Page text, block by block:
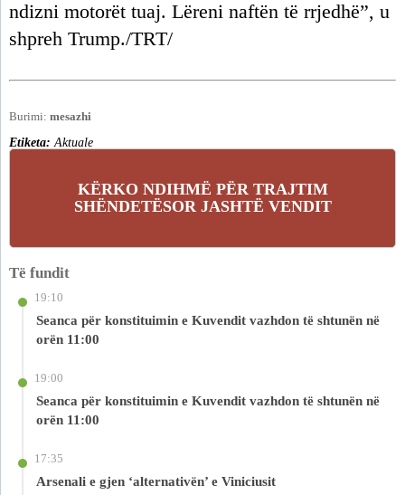
ndizni motorët tuaj. Lëreni naftën të rrjedhë”, u
shpreh Trump./TRT/
Burimi: mesazhi
Etiketa:Aktuale
KËRKO NDIHMË PËR TRAJTIM
SHËNDETËSOR JASHTË VENDIT
Të fundit
19:10
Seanca për konstituimin e Kuvendit vazhdon të shtunën në
orën 11:00
19:00
Seanca për konstituimin e Kuvendit vazhdon të shtunën në
orën 11:00
17:35
Arsenali e gjen ‘alternativën’ e Viniciusit